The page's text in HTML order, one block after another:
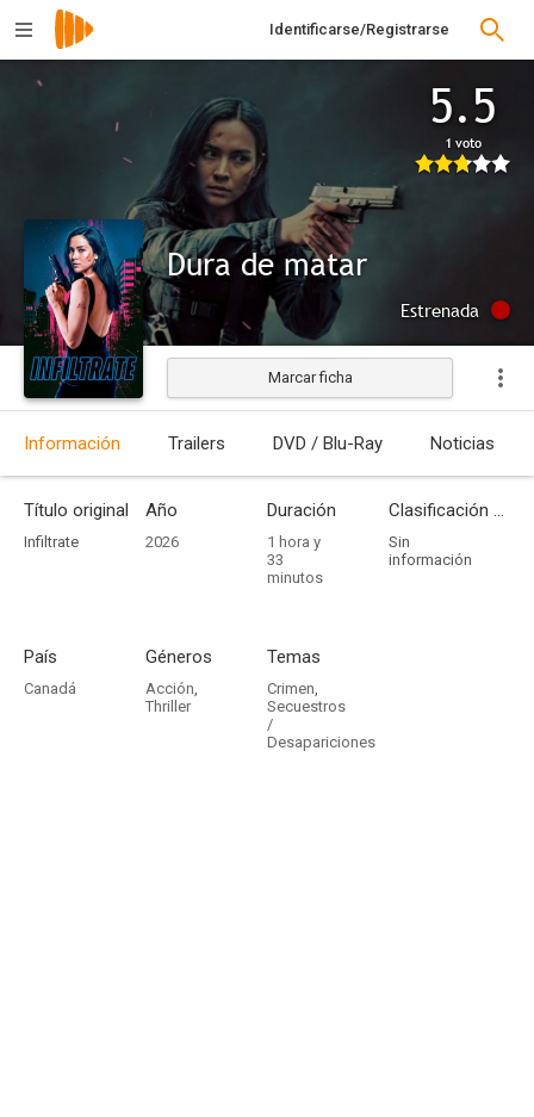
Identificarse/Registrarse
5.5
1 voto
Dura de matar
Estrenada
Marcar ficha
Información Trailers DVD / Blu-Ray Noticias
Título original
Infiltrate
Año
2026
Duración
1 hora y
33
minutos
Clasificación por edades
Sin
información
País
Canadá
Géneros
Acción,
Thriller
Temas
Crimen,
Secuestros
/
Desapariciones